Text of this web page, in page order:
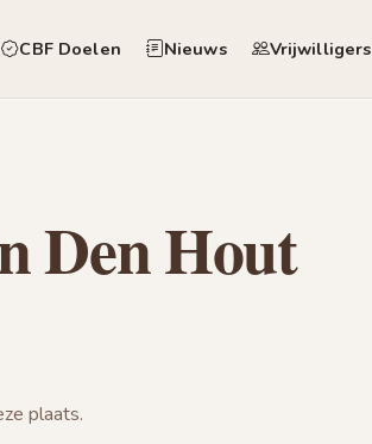
CBF Doelen Nieuws Vrijwilligers
Den Hout
plaats.